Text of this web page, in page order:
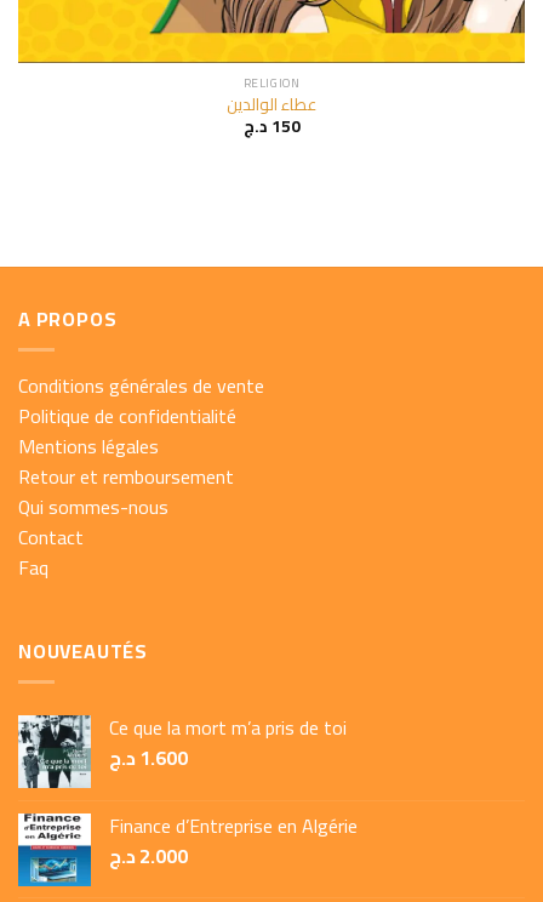
RELIGION
عطاء الوالدين
150د.ج
A PROPOS
Conditions générales de vente
Politique de confidentialité
Mentions légales
Retour et remboursement
Qui sommes-nous
Contact
Faq
NOUVEAUTÉS
Ce que la mort m’a pris de toi
1.600د.ج
Finance d’Entreprise en Algérie
2.000د.ج